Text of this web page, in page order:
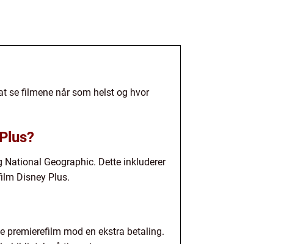
se filmene når som helst og hvor
Geographic. Dette inkluderer
Disney Plus.
premierefilm mod en ekstra betaling.